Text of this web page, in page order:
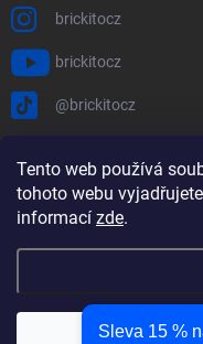
Tento web používá
tohoto webu
informací zde.
brickitocz
brickitocz
@brickitocz
PŘIJÍMÁME ONLINE
Copyright 2026
Sleva 15 %